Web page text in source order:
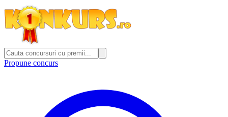
Propune concurs